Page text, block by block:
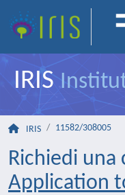
IRIS
IRIS 11582/308005
Richiedi
Application